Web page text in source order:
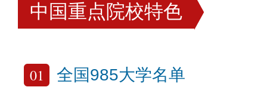
中国重点院校特色
01 全国985大学名单